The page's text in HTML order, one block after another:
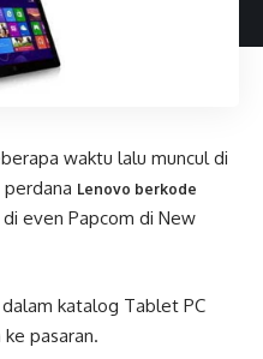
waktu lalu muncul di
Lenovo berkode
even Papcom di New
katalog Tablet PC
pasaran.